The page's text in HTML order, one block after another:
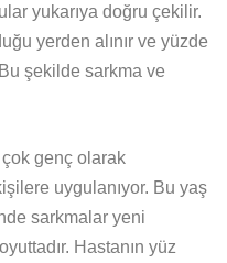
yukarıya doğru çekilir.
yerden alınır ve yüzde
şekilde sarkma ve
genç olarak
uygulanıyor. Bu yaş
sarkmalar yeni
Hastanın yüz